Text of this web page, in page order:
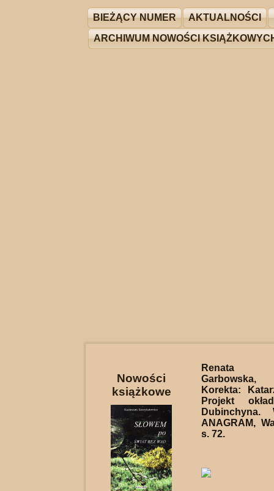
BIEŻĄCY NUMER AKTUALNOŚCI
ARCHIWUM NOWOŚCI
Nowości
książkowe
Renata
Korekta:
Projekt
Dubinchyna.
ANAGRAM,
s. 72.